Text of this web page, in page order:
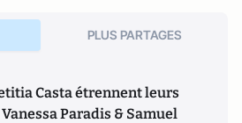
PLUS PARTAGES
Casta étrennent leurs
Paradis & Samuel